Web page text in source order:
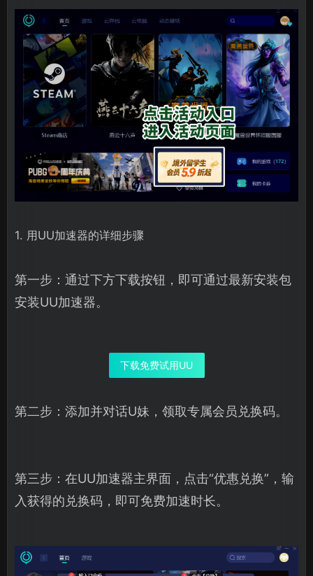
1. 用UU加速器的详细步骤
第一步：通过下方下载按钮，即可通过最新安装包
安装UU加速器。
下载免费试用UU
第二步：添加并对话U妹，领取专属会员兑换码。
第三步：在UU加速器主界面，点击“优惠兑换”，输
入获得的兑换码，即可免费加速时长。